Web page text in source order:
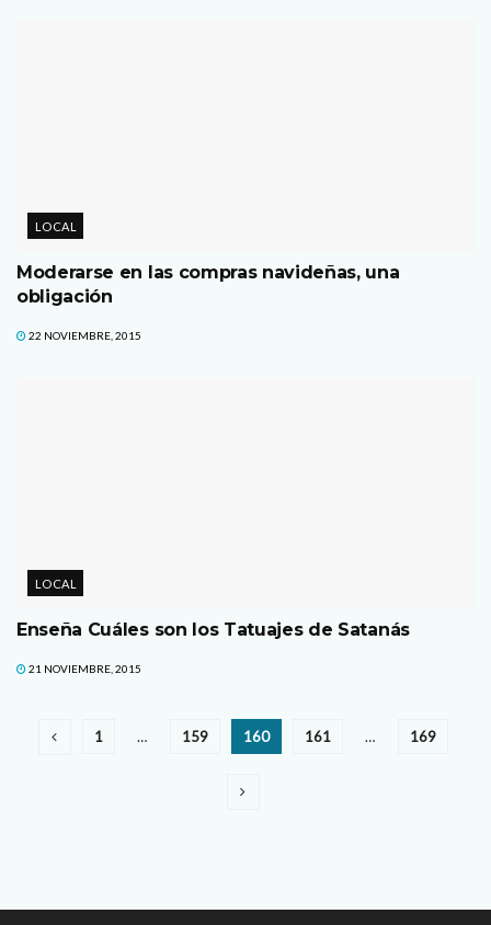
LOCAL
Moderarse en las compras navideñas, una
obligación
22 NOVIEMBRE, 2015
LOCAL
Enseña Cuáles son los Tatuajes de Satanás
21 NOVIEMBRE, 2015
1 … 159 160 161 … 169